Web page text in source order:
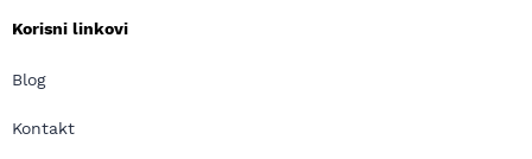
Korisni linkovi
Blog
Kontakt